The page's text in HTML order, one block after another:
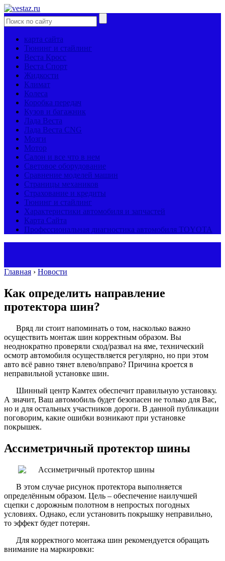
карта сайта
Тюнинг и стайлинг
Веста Кросс
Веста Спорт
Жидкости
Климат
Колеса
Коробка передач
Кузов и багажник
Лада Веста
Лада Веста CNG
Мозги
Мотор
Салон и все что в нем
Световое оборудование
Сравнение моделей машин
Страницы механиков
Страхование и кредиты
Тюнинг и стайлинг
Характеристики автомобиля и запчастей
Карта Сайта
Профессиональная диагностика автомобиля TOYOTA
Главная › Новости
Как определить направление
протектора шин?
Вряд ли стоит напоминать о том, насколько важно
осуществить монтаж шин корректным образом. Вы
неоднократно проверяли сход/развал на яме, технический
осмотр автомобиля осуществляется регулярно, но при этом
авто всё равно тянет влево/вправо? Причина кроется в
неправильной установке шин.
Шинный центр Камтех обеспечит правильную установку.
А значит, Ваш автомобиль будет безопасен не только для Вас,
но и для остальных участников дороги. В данной публикации
поговорим, какие ошибки возникают при установке
покрышек.
Ассиметричный протектор шины
В этом случае рисунок протектора выполняется
определённым образом. Цель – обеспечение наилучшей
сцепки с дорожным полотном в непростых погодных
условиях. Однако, если установить покрышку неправильно,
то эффект будет потерян.
Для корректного монтажа шин рекомендуется обращать
внимание на маркировки: